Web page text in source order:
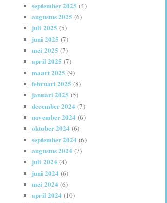
september 2025 (4)
augustus 2025 (6)
juli 2025 (5)
juni 2025 (7)
mei 2025 (7)
april 2025 (7)
maart 2025 (9)
februari 2025 (8)
januari 2025 (5)
december 2024 (7)
november 2024 (6)
oktober 2024 (6)
september 2024 (6)
augustus 2024 (7)
juli 2024 (4)
juni 2024 (6)
mei 2024 (6)
april 2024 (10)